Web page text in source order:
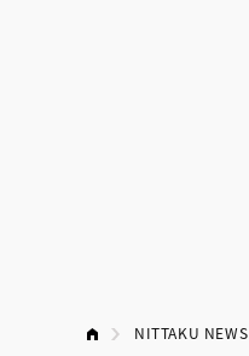
NITTAKU NEWS